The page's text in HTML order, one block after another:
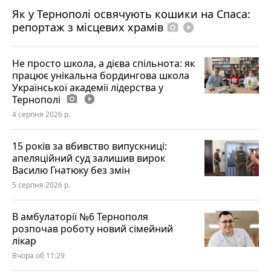
Як у Тернополі освячують кошики на Спаса:
репортаж з місцевих храмів photo_camera play_circle_filled
Не просто школа, а дієва спільнота: як
працює унікальна бордингова школа
Української академії лідерства у
Тернополі photo_camera play_circle_filled
4 серпня 2026 р.
15 років за вбивство випускниці:
апеляційний суд залишив вирок
Василю Гнатюку без змін
5 серпня 2026 р.
В амбулаторії №6 Тернополя
розпочав роботу новий сімейний
лікар
Вчора об 11:29